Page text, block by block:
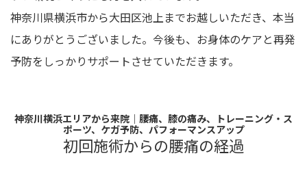
神奈川県横浜市から大田区池上までお越しいただき、本当
にありがとうございました。今後も、お身体のケアと再発
予防をしっかりサポートさせていただきます。
神奈川横浜エリアから来院｜腰痛、膝の痛み、トレーニング・ス
ポーツ、ケガ予防、パフォーマンスアップ
初回施術からの腰痛の経過